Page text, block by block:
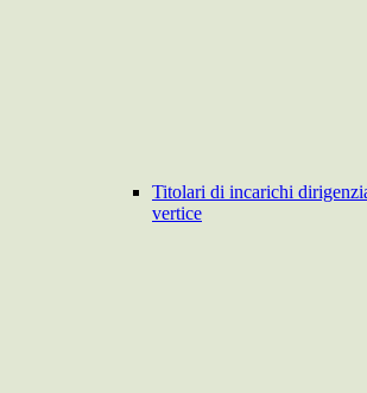
Titolari di incarichi
vertice